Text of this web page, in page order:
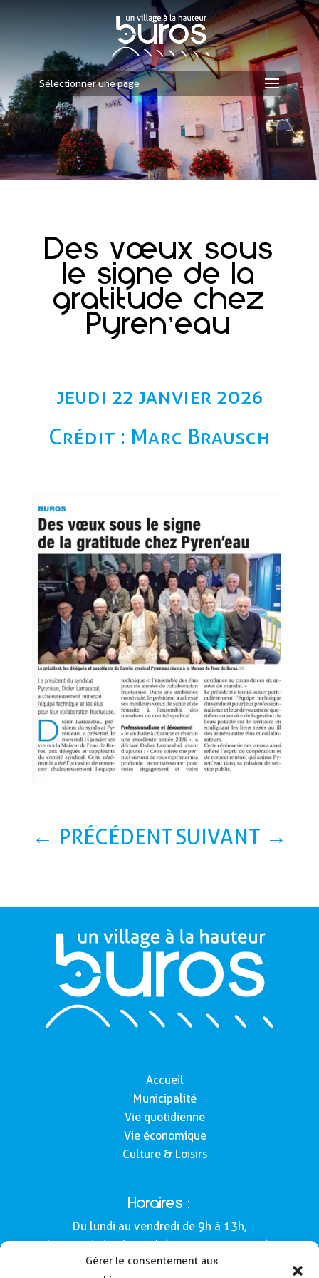
Gérer le consentement aux
Sélectionner une page
Des vœux sous
le signe de la
gratitude chez
Pyren’eau
jeudi 22 janvier 2026
Crédit : Marc Brausch
← PRÉCÉDENTSUIVANT →
Accueil
Municipalité
Vie quotidienne
Vie économique
Culture & Loisirs
Horaires :
Du lundi au vendredi de 9h à 13h,